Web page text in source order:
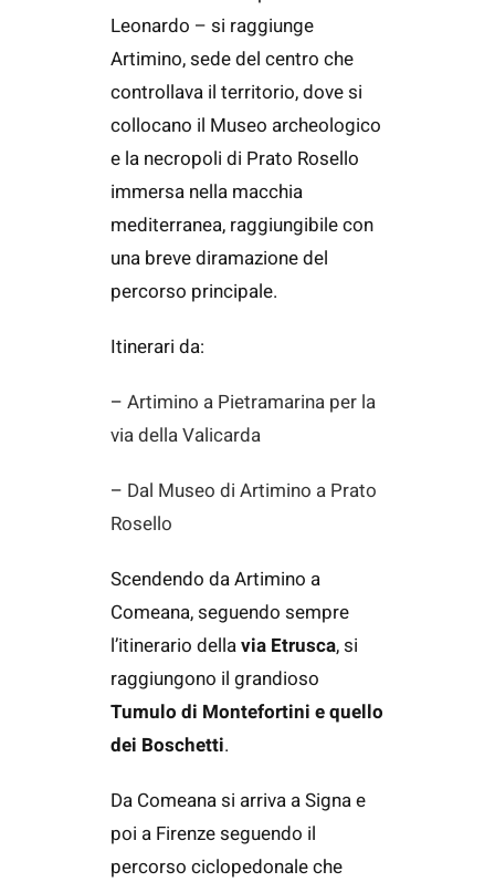
Leonardo – si raggiunge
Artimino, sede del centro che
controllava il territorio, dove si
collocano il Museo archeologico
e la necropoli di Prato Rosello
immersa nella macchia
mediterranea, raggiungibile con
una breve diramazione del
percorso principale.
Itinerari da:
– Artimino a Pietramarina per la
via della Valicarda
– Dal Museo di Artimino a Prato
Rosello
Scendendo da Artimino a
Comeana, seguendo sempre
l’itinerario dellavia Etrusca, si
raggiungono il grandioso
Tumulo di Montefortini e quello
dei Boschetti.
Da Comeana si arriva a Signa e
poi a Firenze seguendo il
percorso ciclopedonale che